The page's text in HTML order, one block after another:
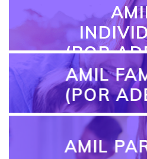
(POR
AMIL
(POR
AMIL